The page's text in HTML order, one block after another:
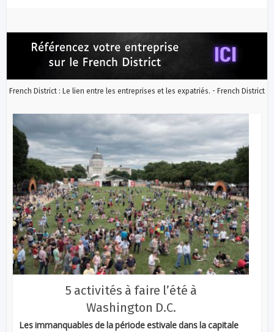
French District : Le lien entre les entreprises et les expatriés. - French District
5 activités à faire l’été à
Washington D.C.
Les immanquables de la période estivale dans la capitale